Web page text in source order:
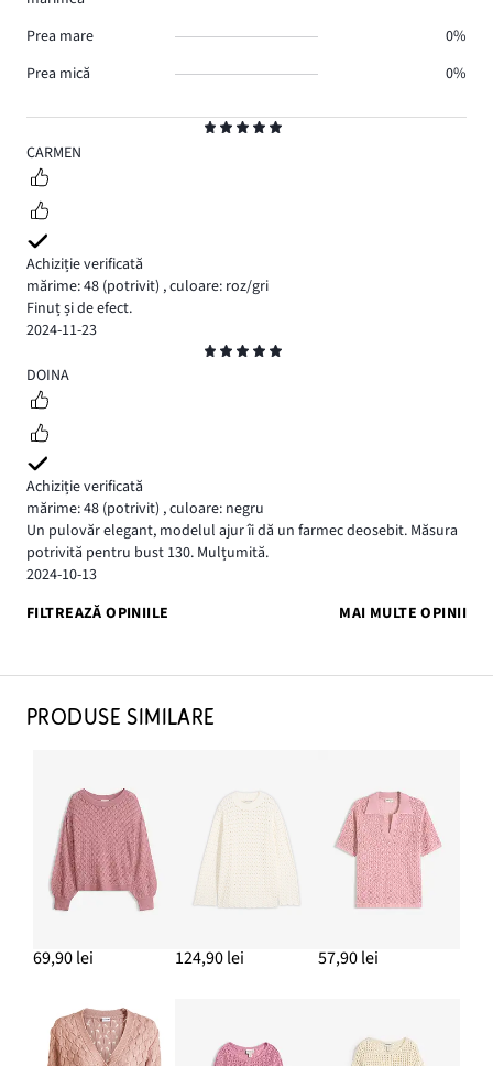
5
CARMEN
Achiziție verificată
mărime: 48 (potrivit) ,culoare: roz/gri
Finuț și de efect.
2024-11-23
5
DOINA
Achiziție verificată
mărime: 48 (potrivit) ,culoare: negru
Un pulovăr elegant, modelul ajur îi dă un farmec deosebit. Măsura
potrivită pentru bust 130. Mulțumită.
2024-10-13
FILTREAZĂ OPINIILE
MAI MULTE OPINII
Prea mare
0%
Prea mică
0%
PRODUSE SIMILARE
69,90 lei 124,90 lei 57,90 lei